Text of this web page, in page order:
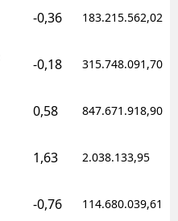
-0,36 183.215.562,02
-0,18 315.748.091,70
0,58 847.671.918,90
1,63 2.038.133,95
-0,76 114.680.039,61